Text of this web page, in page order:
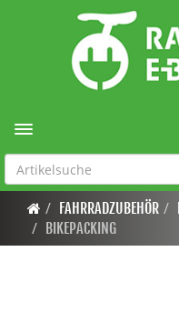
Toggle navigation
FAHRRADZUBEHÖR
BIKEPACKING